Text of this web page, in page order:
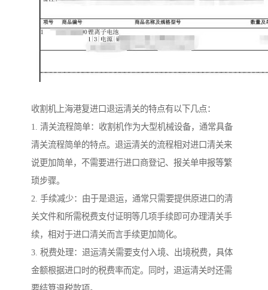
收割机上海港复进口退运清关的特点有以下几点：
1. 清关流程简单：收割机作为大型机械设备，通常具备
清关流程简单的特点。退运清关的流程相对进口清关来
说更加简单，不需要进行进口商登记、报关单申报等繁
琐步骤。
2. 手续减少：由于是退运，通常只需要提供原进口的清
关文件和所需税费支付证明等几项手续即可办理清关手
续，相对于进口清关而言手续更加简化。
3. 税费处理：退运清关需要支付入境、出境税费，具体
金额根据进口时的税费率而定。同时，退运清关时还需
要结算退税款项。